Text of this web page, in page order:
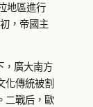
地區進行
，帝國主
，廣大南方
化傳統被割
二戰后，歐